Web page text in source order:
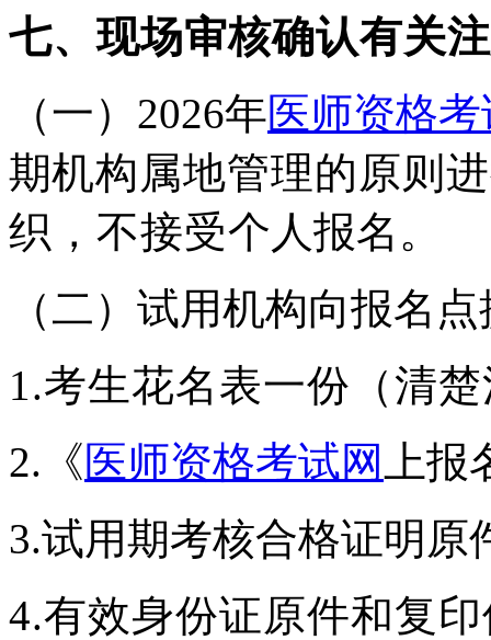
七、现场审核确认有关
（一）2026年医师资格
期机构属地管理的原则
织，不接受个人报名。
（二）试用机构向报名
1.考生花名表一份（清
2.《医师资格考试网
上
3.试用期考核合格证明原
4.有效身份证原件和复